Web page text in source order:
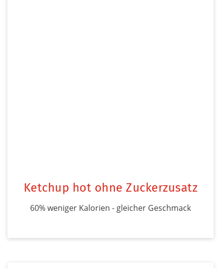
Ketchup hot ohne Zuckerzusatz
60% weniger Kalorien - gleicher Geschmack